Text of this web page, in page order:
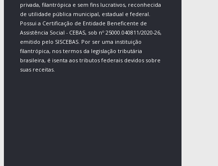
privada, filantrópica e sem fins lucrativos, reconhecida
de utilidade pública municipal, estadual e federal.
Possui a Certificação de Entidade Beneficente de
Assistência Social - CEBAS, sob nº 25000.040811/2020-26,
emitido pelo SISCEBAS. Por ser uma instituição
filantrópica, nos termos da legislação tributária
brasileira, é isenta aos tributos federais devidos sobre
suas receitas.